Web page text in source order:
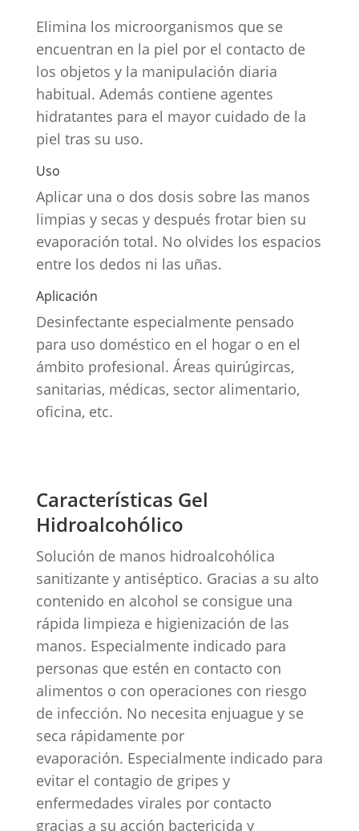
Elimina los microorganismos que se
encuentran en la piel por el contacto de
los objetos y la manipulación diaria
habitual. Además contiene agentes
hidratantes para el mayor cuidado de la
piel tras su uso.
Uso
Aplicar una o dos dosis sobre las manos
limpias y secas y después frotar bien su
evaporación total. No olvides los espacios
entre los dedos ni las uñas.
Aplicación
Desinfectante especialmente pensado
para uso doméstico en el hogar o en el
ámbito profesional. Áreas quirúgircas,
sanitarias, médicas, sector alimentario,
oficina, etc.
Características Gel
Hidroalcohólico
Solución de manos hidroalcohólica
sanitizante y antiséptico. Gracias a su alto
contenido en alcohol se consigue una
rápida limpieza e higienización de las
manos. Especialmente indicado para
personas que estén en contacto con
alimentos o con operaciones con riesgo
de infección. No necesita enjuague y se
seca rápidamente por
evaporación. Especialmente indicado para
evitar el contagio de gripes y
enfermedades virales por contacto
gracias a su acción bactericida y